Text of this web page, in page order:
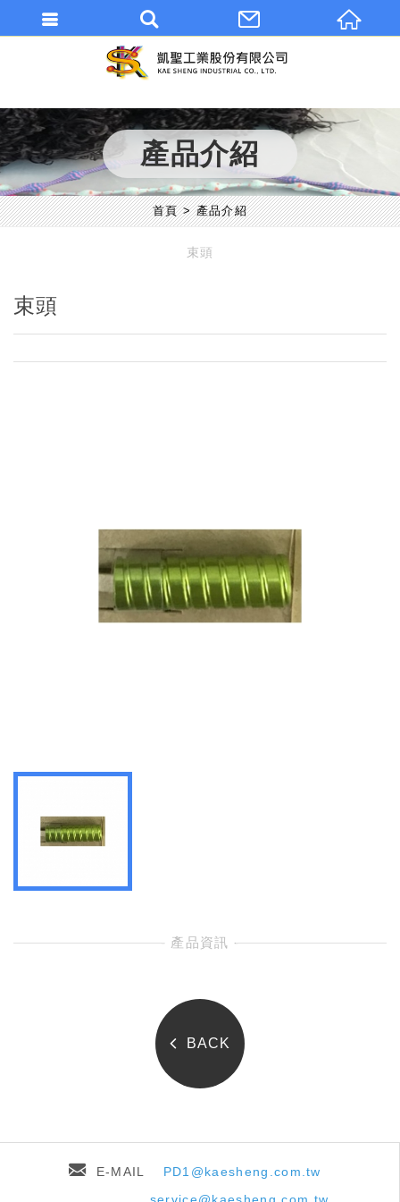
產品介紹
首頁 產品介紹
束頭
束頭
- 產品資訊 -
BACK
E-MAIL
PD1@kaesheng.com.tw
service@kaesheng.com.tw